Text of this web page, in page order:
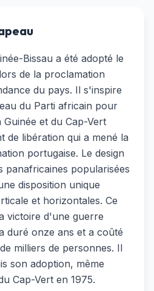
Bissau a été adopté le
de la proclamation
du pays. Il s'inspire
du Parti africain pour
et du Cap-Vert
de libération qui a mené la
portugaise. Le design
panafricaines popularisées
disposition unique
et horizontales. Ce
victoire d'une guerre
duré onze ans et a coûté
milliers de personnes. Il
son adoption, même
Cap-Vert en 1975.